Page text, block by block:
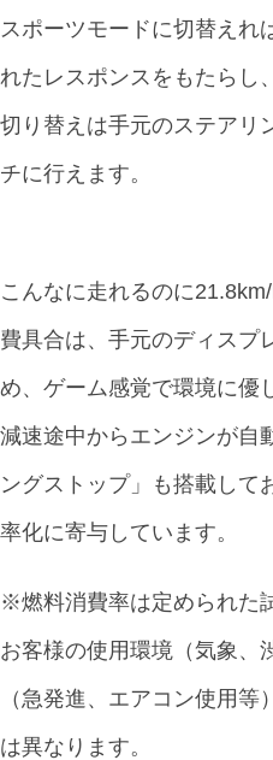
スポーツモードに切替えれ
れたレスポンスをもたらし
切り替えは手元のステアリ
チに行えます。
こんなに走れるのに
費具合は、手元のディスプ
め、ゲーム感覚で環境に優
減速途中からエンジンが自
ングストップ」も搭載して
率化に寄与しています。
※燃料消費率は定められた
お客様の使用環境（気象、
（急発進、エアコン使用
は異なります。